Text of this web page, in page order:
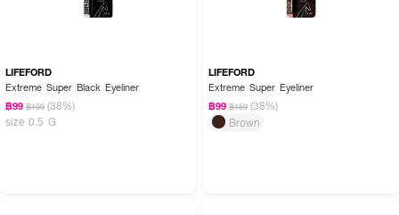
LIFEFORD
Extreme Super Black Eyeliner
฿99 ฿159 (38%)
size 0.5 G
LIFEFORD
Extreme Super Eyeliner
฿99 ฿159 (38%)
Brown